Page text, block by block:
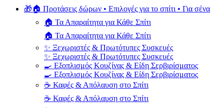
🎁🏠 Προτάσεις δώρων • Επιλογές για το σπίτι • Για σένα
🏠 Τα Απαραίτητα για Κάθε Σπίτι
🏠 Τα Απαραίτητα για Κάθε Σπίτι
✨ Ξεχωριστές & Πρωτότυπες Συσκευές
✨ Ξεχωριστές & Πρωτότυπες Συσκευές
🍳 Εξοπλισμός Κουζίνας & Είδη Σερβιρίσματος
🍳 Εξοπλισμός Κουζίνας & Είδη Σερβιρίσματος
☕ Καφές & Απόλαυση στο Σπίτι
☕ Καφές & Απόλαυση στο Σπίτι